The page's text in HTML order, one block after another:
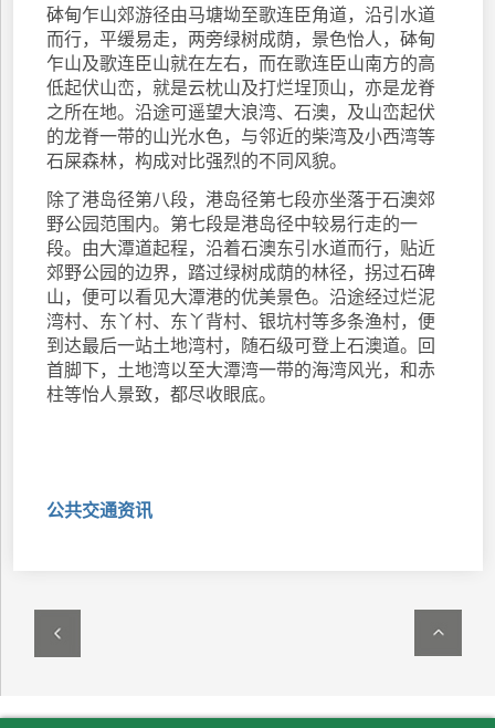
砵甸乍山郊游径由马塘坳至歌连臣角道，沿引水道
而行，平缓易走，两旁绿树成荫，景色怡人，砵甸
乍山及歌连臣山就在左右，而在歌连臣山南方的高
低起伏山峦，就是云枕山及打烂埕顶山，亦是龙脊
之所在地。沿途可遥望大浪湾、石澳，及山峦起伏
的龙脊一带的山光水色，与邻近的柴湾及小西湾等
石屎森林，构成对比强烈的不同风貌。
除了港岛径第八段，港岛径第七段亦坐落于石澳郊
野公园范围内。第七段是港岛径中较易行走的一
段。由大潭道起程，沿着石澳东引水道而行，贴近
郊野公园的边界，踏过绿树成荫的林径，拐过石碑
山，便可以看见大潭港的优美景色。沿途经过烂泥
湾村、东丫村、东丫背村、银坑村等多条渔村，便
到达最后一站土地湾村，随石级可登上石澳道。回
首脚下，土地湾以至大潭湾一带的海湾风光，和赤
柱等怡人景致，都尽收眼底。
公共交通资讯